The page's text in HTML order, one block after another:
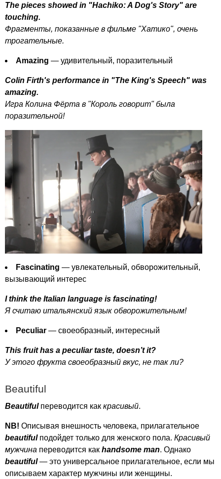
The pieces showed in "Hachiko:A Dog's Story" are
touching.
Фрагменты, показанные в фильме "Хатико", очень
трогательные.
Amazing — удивительный, поразительный
Colin Firth's performance in "The King's Speech" was
amazing.
Игра Колина Фёрта в "Король говорит" была
поразительной!
Fascinating — увлекательный, обворожительный,
вызывающий интерес
I think the Italian language is fascinating!
Я считаю итальянский язык обворожительным!
Peculiar — своеобразный, интересный
This fruit has a peculiar taste, doesn’t it?
У этого фрукта своеобразный вкус, не так ли?
Beautiful
Beautifulпереводится как красивый.
NB! Описывая внешность человека, прилагательное
beautifulподойдет только для женского пола. Красивый
мужчина переводится как handsome man. Однако
beautiful— это универсальное прилагательное, если мы
описываем характер мужчины или женщины.